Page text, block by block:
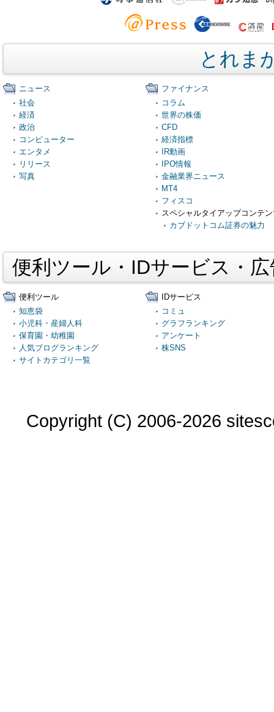
とれま
ニュース
社会
経済
政治
コンピューター
エンタメ
リリース
写真
ファイナンス
コラム
世界の株価
CFD
経済指標
IR動画
IPO情報
金融業界ニュース
MT4
フィスコ
スペシャルタイアップコンテ
カブドットコム証券の魅力
便利ツール・IDサービス・
便利ツール
知恵袋
小児科・産婦人科
保育園・幼稚園
人気ブログランキング
サイトカテゴリ一覧
IDサービス
コミュ
グラフランキング
アンケート
株SNS
Copyright (C) 2006-2026